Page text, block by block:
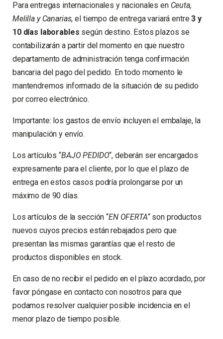
Para entregas internacionales y nacionales en Ceuta,
Melilla y Canarias, el tiempo de entrega variará entre3 y
10 días laborables según destino. Estos plazos se
contabilizarán a partir del momento en que nuestro
departamento de administración tenga confirmación
bancaria del pago del pedido. En todo momento le
mantendremos informado de la situación de su pedido
por correo electrónico.
Importante: los gastos de envío incluyen el embalaje, la
manipulación y envío.
Los artículos“BAJO PEDIDO“, deberán ser encargados
expresamente para el cliente, por lo que el plazo de
entrega en estos casos podría prolongarse por un
máximo de 90 días.
Los artículos de la sección“EN OFERTA“son productos
nuevos cuyos precios están rebajados pero que
presentan las mismas garantías que el resto de
productos disponibles en stock.
En caso de no recibir el pedido en el plazo acordado, por
favor póngase en contacto con nosotros para que
podamos resolver cualquier posible incidencia en el
menor plazo de tiempo posible.